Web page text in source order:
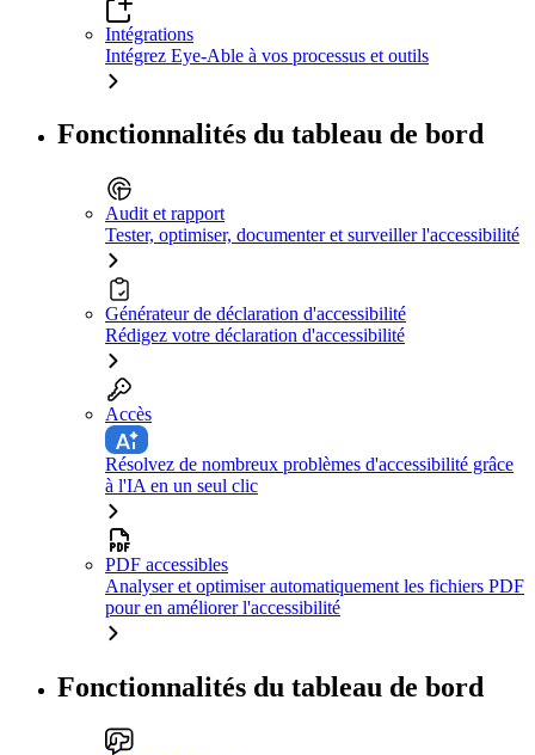
Intégrations
Intégrez Eye-Able à vos processus et outils
Fonctionnalités du tableau de bord
Audit et rapport
Tester, optimiser, documenter et surveiller l'accessibilité
Générateur de déclaration d'accessibilité
Rédigez votre déclaration d'accessibilité
Accès
Résolvez de nombreux problèmes d'accessibilité grâce
à l'IA en un seul clic
PDF accessibles
Analyser et optimiser automatiquement les fichiers PDF
pour en améliorer l'accessibilité
Fonctionnalités du tableau de bord